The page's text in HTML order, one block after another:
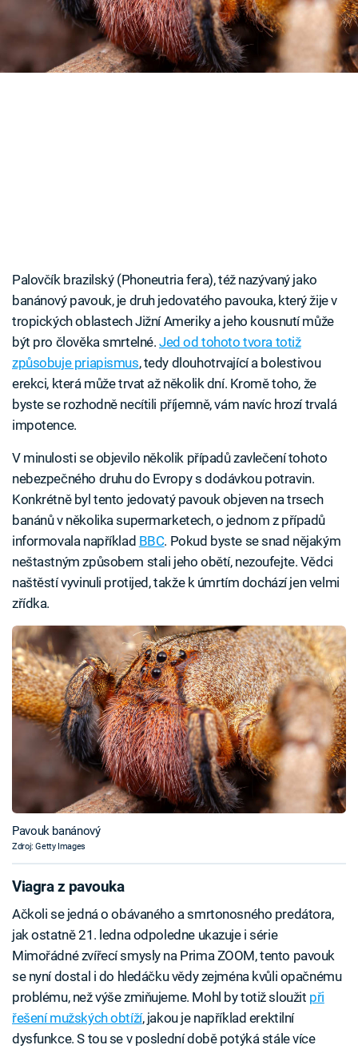
Časopis
Sledujte prima+
Palovčík brazilský (Phoneutria fera), též nazývaný jako
banánový pavouk, je druh jedovatého pavouka, který žije v
tropických oblastech Jižní Ameriky a jeho kousnutí může
být pro člověka smrtelné.Jed od tohoto tvora totiž
způsobuje priapismus, tedy dlouhotrvající a bolestivou
erekci, která může trvat až několik dní. Kromě toho, že
byste se rozhodně necítili příjemně, vám navíc hrozí trvalá
impotence.
V minulosti se objevilo několik případů zavlečení tohoto
nebezpečného druhu do Evropy s dodávkou potravin.
Konkrétně byl tento jedovatý pavouk objeven na trsech
banánů v několika supermarketech, o jednom z případů
informovala například BBC. Pokud byste se snad nějakým
neštastným způsobem stali jeho obětí, nezoufejte. Vědci
naštěstí vyvinuli protijed, takže k úmrtím dochází jen velmi
zřídka.
Pavouk banánový
Zdroj: Getty Images
Viagra z pavouka
Ačkoli se jedná o obávaného a smrtonosného predátora,
jak ostatně 21. ledna odpoledne ukazuje i série
Mimořádné zvířecí smysly na Prima ZOOM, tento pavouk
se nyní dostal i do hledáčku vědy zejména kvůli opačnému
problému, než výše zmiňujeme. Mohl by totiž sloužit při
řešení mužských obtíží, jakou je například erektilní
dysfunkce. S tou se v poslední době potýká stále více